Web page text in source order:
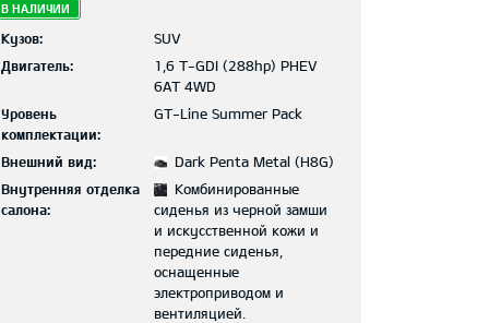
В НАЛИЧИИ
Кузов:
SUV
Двигатель:
1,6 T-GDI (288hp) PHEV
6AT 4WD
Уровень
комплектации:
GT-Line Summer Pack
Внешний вид:
Dark Penta Metal (H8G)
Внутренняя отделка
салона:
Комбинированные
сиденья из черной замши
и искусственной кожи и
передние сиденья,
оснащенные
электроприводом и
вентиляцией.